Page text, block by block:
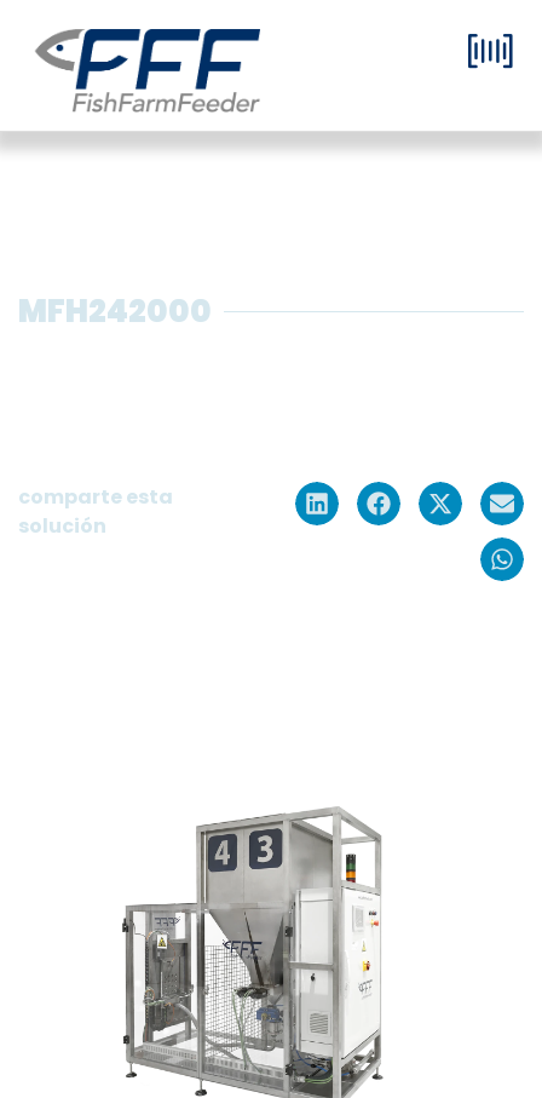
MFH242000
comparte esta
solución